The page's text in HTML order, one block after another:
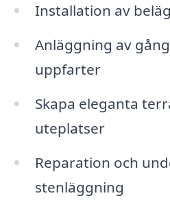
Installation av
Anläggning av
uppfarter
Skapa eleganta
uteplatser
Reparation och
stenläggning